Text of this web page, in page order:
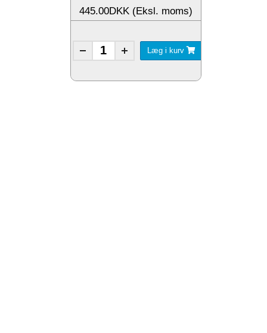
445.00DKK (Eksl. moms)
Læg i kurv